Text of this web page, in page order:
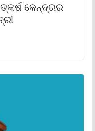
କେନ୍ଦ୍ରର